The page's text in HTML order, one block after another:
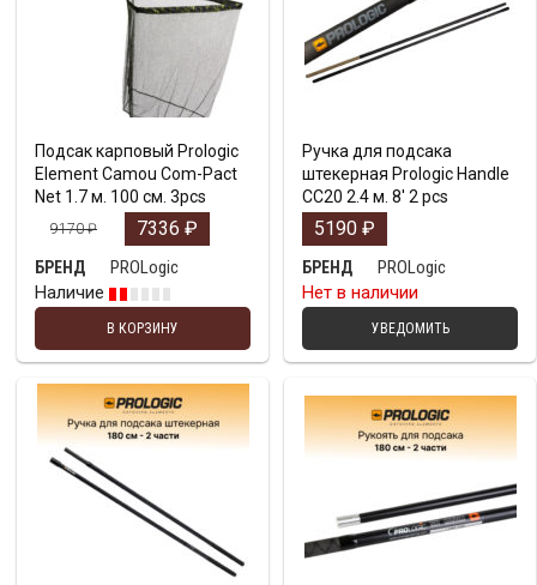
Подсак карповый Prologic
Element Camou Com-Pact
Net 1.7 м. 100 см. 3pcs
9170₽ 7336 ₽
БРЕНД
PROLogic
Наличие
В КОРЗИНУ
Ручка для подсака
штекерная Prologic Handle
CC20 2.4 м. 8′ 2 pcs
5190 ₽
БРЕНД
PROLogic
Нет в наличии
УВЕДОМИТЬ